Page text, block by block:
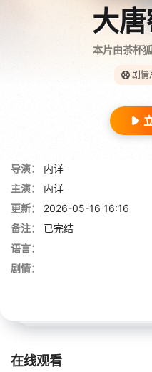
大
本片由茶杯
剧情
导演：
内详
主演：
内详
更新：
2026-05-16 16:16
备注：
已完结
语言：
剧情：
在线观看